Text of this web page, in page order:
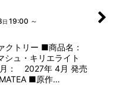
日 19:00 ～
クトリー ■商品名：
シュ・キリエライト
月： 2027年 4月 発売
■原作…